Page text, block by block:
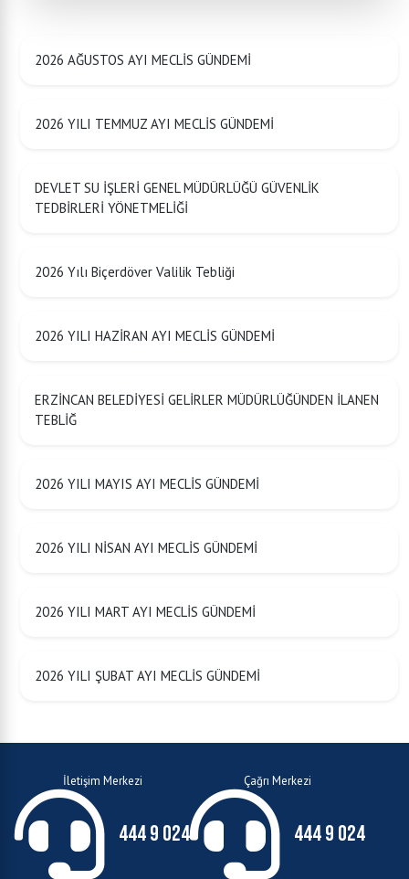
2026 AĞUSTOS AYI MECLİS GÜNDEMİ
2026 YILI TEMMUZ AYI MECLİS GÜNDEMİ
DEVLET SU İŞLERİ GENEL MÜDÜRLÜĞÜ GÜVENLİK
TEDBİRLERİ YÖNETMELİĞİ
2026 Yılı Biçerdöver Valilik Tebliği
2026 YILI HAZİRAN AYI MECLİS GÜNDEMİ
ERZİNCAN BELEDİYESİ GELİRLER MÜDÜRLÜĞÜNDEN İLANEN
TEBLİĞ
2026 YILI MAYIS AYI MECLİS GÜNDEMİ
2026 YILI NİSAN AYI MECLİS GÜNDEMİ
2026 YILI MART AYI MECLİS GÜNDEMİ
2026 YILI ŞUBAT AYI MECLİS GÜNDEMİ
İletişim Merkezi
444 9 024
Çağrı Merkezi
444 9 024